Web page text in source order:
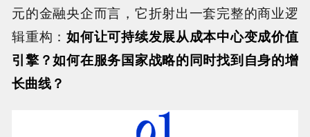
元的金融央企而言，它折射出一套完整的商业逻
辑重构：如何让可持续发展从成本中心变成价值
引擎？如何在服务国家战略的同时找到自身的增
长曲线？